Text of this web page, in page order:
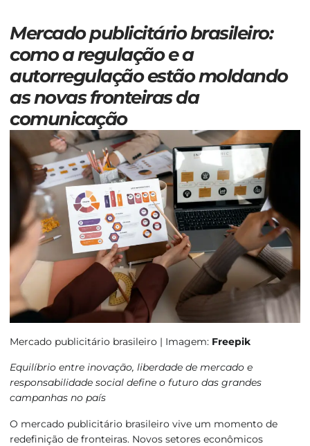
Mercado publicitário brasileiro:
como a regulação e a
autorregulação estão moldando
as novas fronteiras da
comunicação
Mercado publicitário brasileiro | Imagem: Freepik
Equilíbrio entre inovação, liberdade de mercado e
responsabilidade social define o futuro das grandes
campanhas no país
O mercado publicitário brasileiro vive um momento de
redefinição de fronteiras. Novos setores econômicos